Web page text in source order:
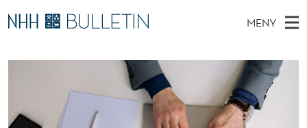
K
B
MENY
O
D
Ø
Stipendiater og nye forskerprofiler
Disputaser
Ekspertutvalg